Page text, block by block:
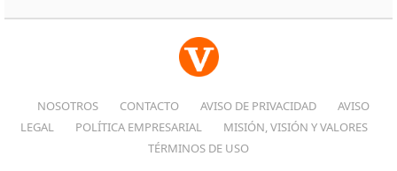
NOSOTROS CONTACTO AVISO DE PRIVACIDAD
AVISO
LEGAL
POLÍTICA EMPRESARIAL
MISIÓN, VISIÓN Y VALORES
TÉRMINOS DE USO